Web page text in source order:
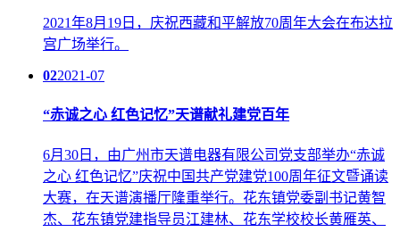
2021年8月19日，庆祝西藏和平解放70周年大会在布达拉
宫广场举行。
022021-07
“赤诚之心 红色记忆”天谱献礼建党百年
6月30日，由广州市天谱电器有限公司党支部举办“赤诚
之心 红色记忆”庆祝中国共产党建党100周年征文暨诵读
大赛，在天谱演播厅隆重举行。花东镇党委副书记黄智
杰、花东镇党建指导员江建林、花东学校校长黄雁英、